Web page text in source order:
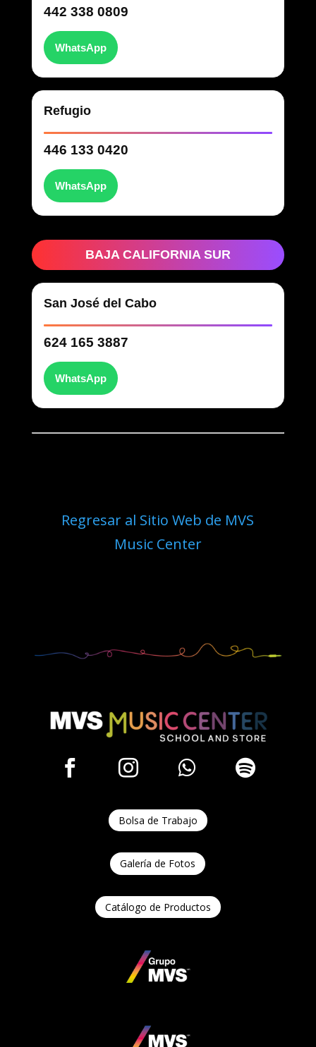
442 338 0809
WhatsApp
Refugio
446 133 0420
WhatsApp
BAJA CALIFORNIA SUR
San José del Cabo
624 165 3887
WhatsApp
Regresar al Sitio Web de MVS
Music Center
   
Bolsa de Trabajo
Galería de Fotos
Catálogo de Productos